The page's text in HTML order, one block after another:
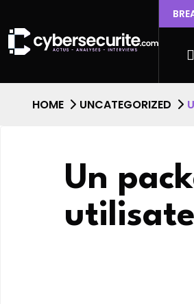
permettant l’escalade de
HOME UNCATEGORIZED
Un